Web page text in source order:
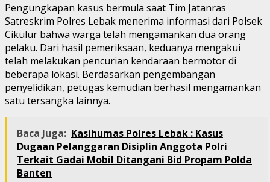
Pengungkapan kasus bermula saat Tim Jatanras
Satreskrim Polres Lebak menerima informasi dari Polsek
Cikulur bahwa warga telah mengamankan dua orang
pelaku. Dari hasil pemeriksaan, keduanya mengakui
telah melakukan pencurian kendaraan bermotor di
beberapa lokasi. Berdasarkan pengembangan
penyelidikan, petugas kemudian berhasil mengamankan
satu tersangka lainnya.
Baca Juga: Kasihumas Polres Lebak : Kasus
Dugaan Pelanggaran Disiplin Anggota Polri
Terkait Gadai Mobil Ditangani Bid Propam Polda
Banten